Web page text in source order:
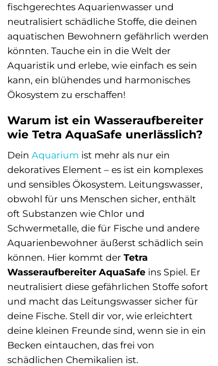
fischgerechtes Aquarienwasser und
neutralisiert schädliche Stoffe, die deinen
aquatischen Bewohnern gefährlich werden
könnten. Tauche ein in die Welt der
Aquaristik und erlebe, wie einfach es sein
kann, ein blühendes und harmonisches
Ökosystem zu erschaffen!
Warum ist ein Wasseraufbereiter
wie Tetra AquaSafe unerlässlich?
Dein Aquarium ist mehr als nur ein
dekoratives Element – es ist ein komplexes
und sensibles Ökosystem. Leitungswasser,
obwohl für uns Menschen sicher, enthält
oft Substanzen wie Chlor und
Schwermetalle, die für Fische und andere
Aquarienbewohner äußerst schädlich sein
können. Hier kommt der Tetra
Wasseraufbereiter AquaSafe ins Spiel. Er
neutralisiert diese gefährlichen Stoffe sofort
und macht das Leitungswasser sicher für
deine Fische. Stell dir vor, wie erleichtert
deine kleinen Freunde sind, wenn sie in ein
Becken eintauchen, das frei von
schädlichen Chemikalien ist.